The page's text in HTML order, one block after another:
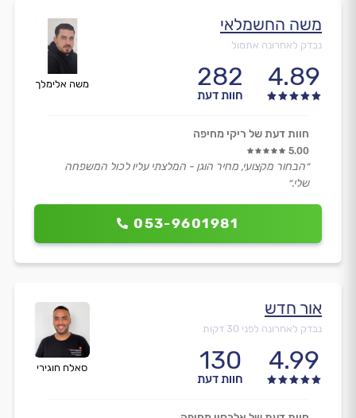
משה אלימלך
משה החשמלאי
נבדק לאחרונה אתמול
4.89
282
חוות דעת
053-9601981
חוות דעת של ריקי מחיפה
5.00
״הבחור מקצועי, מחיר הוגן - המלצתי עליו לכול המשפחה
שלי.״
סאלח חוגירי
אור חדש
נבדק לאחרונה לפני 30 דקות
4.99
130
חוות דעת